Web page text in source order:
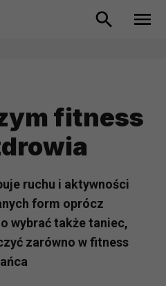
fitness
ruchu i aktywności
form oprócz
wybrać także taniec,
zarówno w fitness